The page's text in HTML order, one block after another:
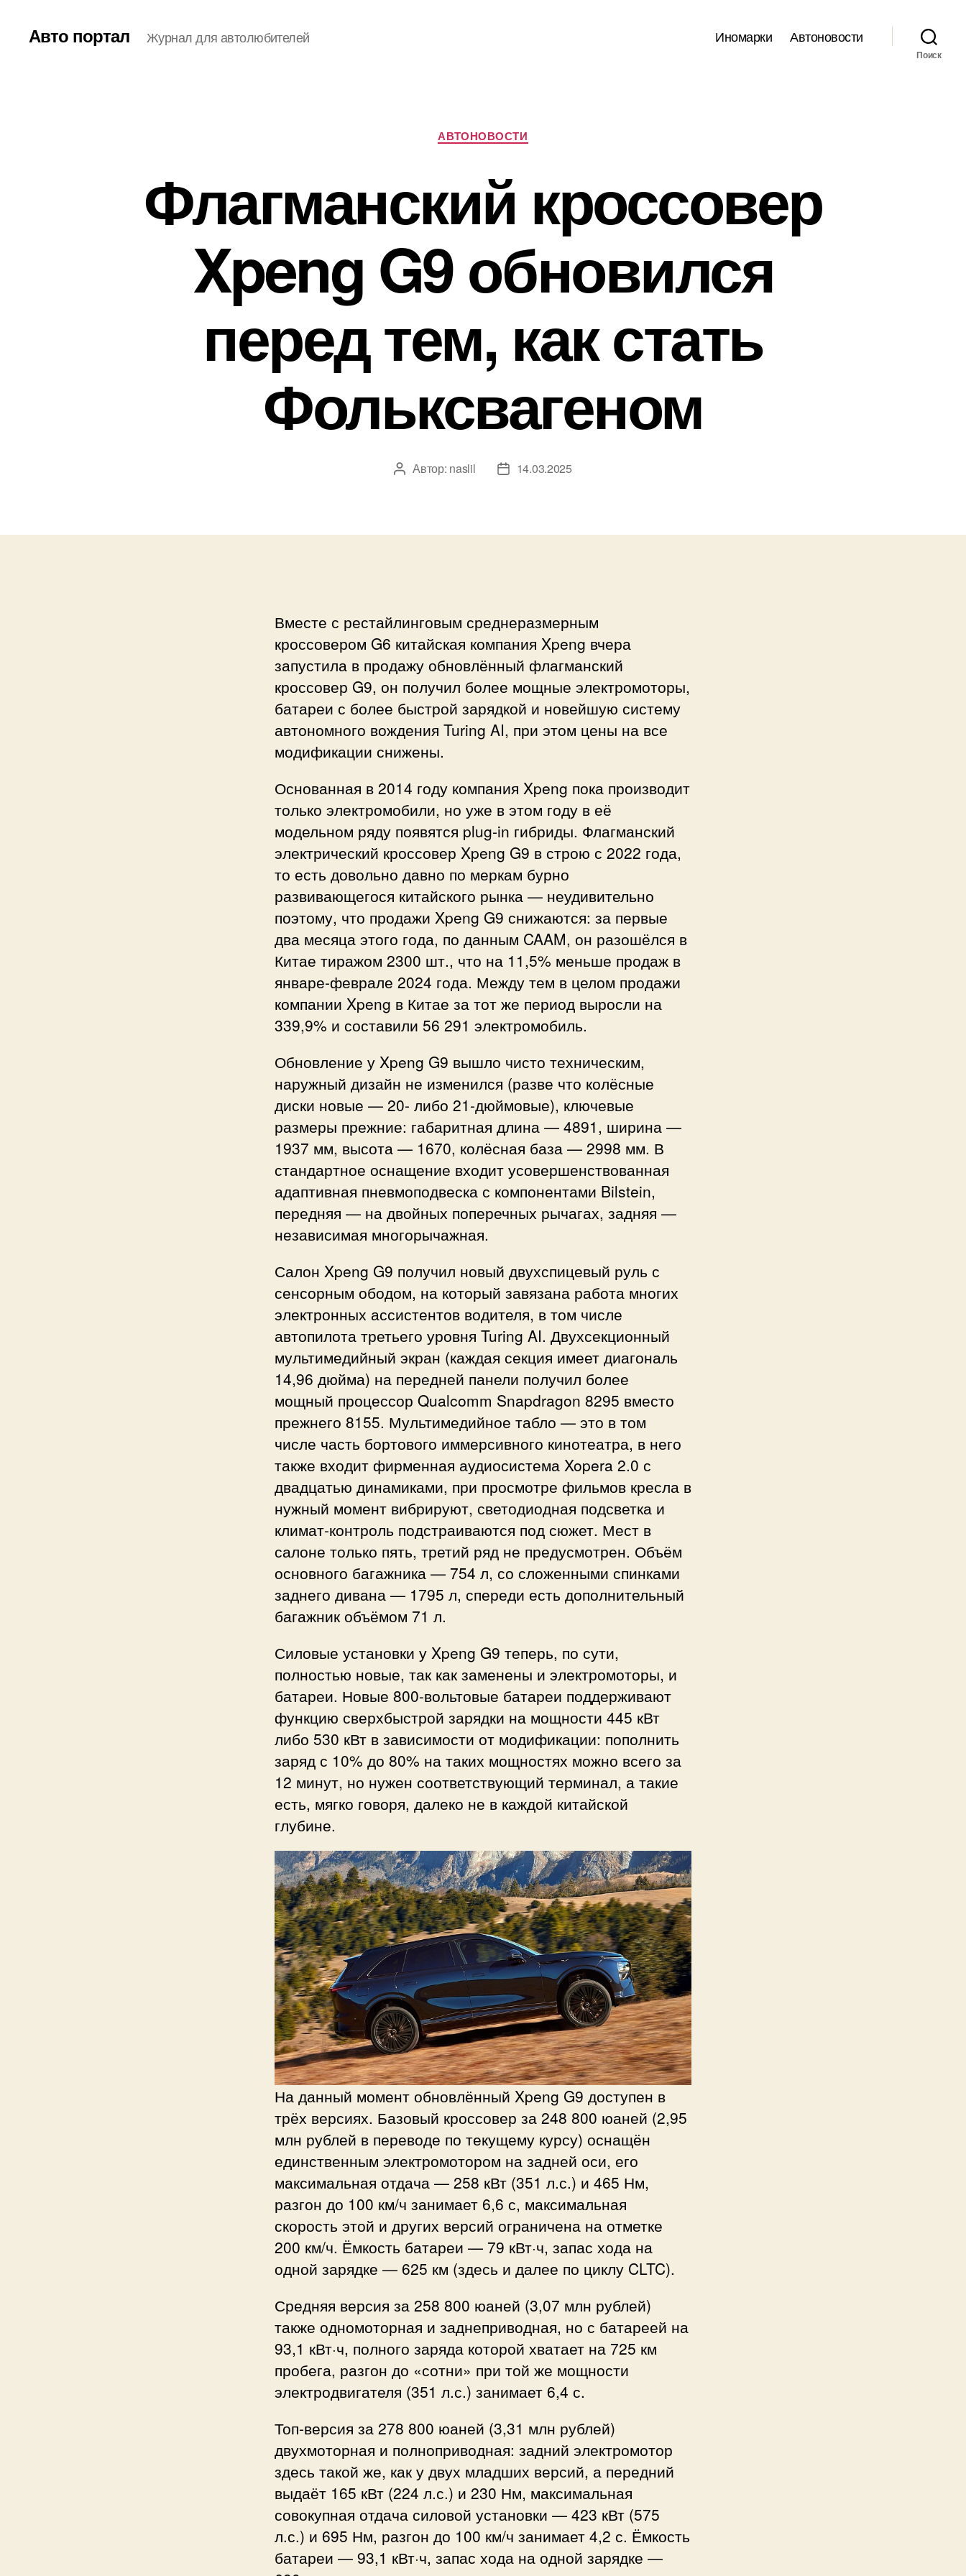
Авто портал Журнал для автолюбителей Иномарки Автоновости
Поиск
Рубрики
АВТОНОВОСТИ
Флагманский кроссовер
Xpeng G9 обновился
перед тем, как стать
Фольксвагеном
Автор
Автор: naslil
Дата14.03.2025
Вместе с рестайлинговым среднеразмерным
кроссовером G6 китайская компания Xpeng вчера
запустила в продажу обновлённый флагманский
кроссовер G9, он получил более мощные электромоторы,
батареи с более быстрой зарядкой и новейшую систему
автономного вождения Turing AI, при этом цены на все
модификации снижены.
Основанная в 2014 году компания Xpeng пока производит
только электромобили, но уже в этом году в её
модельном ряду появятся plug-in гибриды. Флагманский
электрический кроссовер Xpeng G9 в строю с 2022 года,
то есть довольно давно по меркам бурно
развивающегося китайского рынка — неудивительно
поэтому, что продажи Xpeng G9 снижаются: за первые
два месяца этого года, по данным CAAM, он разошёлся в
Китае тиражом 2300 шт., что на 11,5% меньше продаж в
январе-феврале 2024 года. Между тем в целом продажи
компании Xpeng в Китае за тот же период выросли на
339,9% и составили 56 291 электромобиль.
Обновление у Xpeng G9 вышло чисто техническим,
наружный дизайн не изменился (разве что колёсные
диски новые — 20- либо 21-дюймовые), ключевые
размеры прежние: габаритная длина — 4891, ширина —
1937 мм, высота — 1670, колёсная база — 2998 мм. В
стандартное оснащение входит усовершенствованная
адаптивная пневмоподвеска с компонентами Bilstein,
передняя — на двойных поперечных рычагах, задняя —
независимая многорычажная.
Салон Xpeng G9 получил новый двухспицевый руль с
сенсорным ободом, на который завязана работа многих
электронных ассистентов водителя, в том числе
автопилота третьего уровня Turing AI. Двухсекционный
мультимедийный экран (каждая секция имеет диагональ
14,96 дюйма) на передней панели получил более
мощный процессор Qualcomm Snapdragon 8295 вместо
прежнего 8155. Мультимедийное табло — это в том
числе часть бортового иммерсивного кинотеатра, в него
также входит фирменная аудиосистема Xopera 2.0 с
двадцатью динамиками, при просмотре фильмов кресла в
нужный момент вибрируют, светодиодная подсветка и
климат-контроль подстраиваются под сюжет. Мест в
салоне только пять, третий ряд не предусмотрен. Объём
основного багажника — 754 л, со сложенными спинками
заднего дивана — 1795 л, спереди есть дополнительный
багажник объёмом 71 л.
Силовые установки у Xpeng G9 теперь, по сути,
полностью новые, так как заменены и электромоторы, и
батареи. Новые 800-вольтовые батареи поддерживают
функцию сверхбыстрой зарядки на мощности 445 кВт
либо 530 кВт в зависимости от модификации: пополнить
заряд с 10% до 80% на таких мощностях можно всего за
12 минут, но нужен соответствующий терминал, а такие
есть, мягко говоря, далеко не в каждой китайской
глубине.
На данный момент обновлённый Xpeng G9 доступен в
трёх версиях. Базовый кроссовер за 248 800 юаней (2,95
млн рублей в переводе по текущему курсу) оснащён
единственным электромотором на задней оси, его
максимальная отдача — 258 кВт (351 л.с.) и 465 Нм,
разгон до 100 км/ч занимает 6,6 с, максимальная
скорость этой и других версий ограничена на отметке
200 км/ч. Ёмкость батареи — 79 кВт·ч, запас хода на
одной зарядке — 625 км (здесь и далее по циклу CLTC).
Средняя версия за 258 800 юаней (3,07 млн рублей)
также одномоторная и заднеприводная, но с батареей на
93,1 кВт·ч, полного заряда которой хватает на 725 км
пробега, разгон до «сотни» при той же мощности
электродвигателя (351 л.с.) занимает 6,4 с.
Топ-версия за 278 800 юаней (3,31 млн рублей)
двухмоторная и полноприводная: задний электромотор
здесь такой же, как у двух младших версий, а передний
выдаёт 165 кВт (224 л.с.) и 230 Нм, максимальная
совокупная отдача силовой установки — 423 кВт (575
л.с.) и 695 Нм, разгон до 100 км/ч занимает 4,2 с. Ёмкость
батареи — 93,1 кВт·ч, запас хода на одной зарядке —